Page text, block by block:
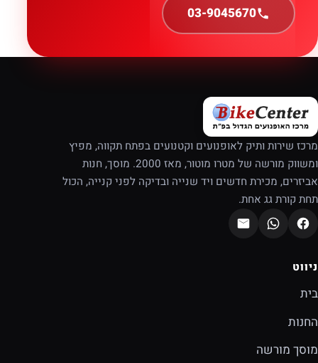
03-9045670
מרכז שירות ותיק לאופנועים וקטנועים בפתח תקווה, מפיץ
ומשווק מורשה של מטרו מוטור, מאז 2000. מוסך, חנות
אביזרים, מכירת חדשים ויד שנייה ובדיקה לפני קנייה, הכול
תחת קורת גג אחת.
ניווט
בית
החנות
מוסך מורשה